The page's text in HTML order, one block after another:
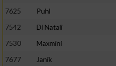
7625
Puhl
7542
Di Natali
7530
Maxmini
7677
Janik